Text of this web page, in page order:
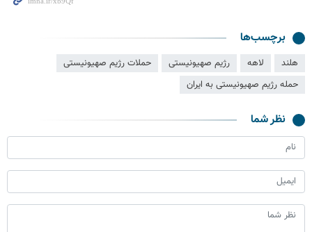
برچسب‌ها
هلند لاهه رژیم صهیونیستی
حملات رژیم صهیونیستی
حمله رژیم صهیونیستی به ایران
نظر شما